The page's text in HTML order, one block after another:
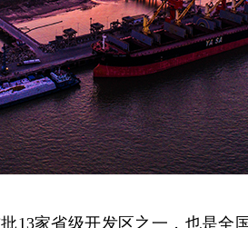
13家省级开发区之一，也是全